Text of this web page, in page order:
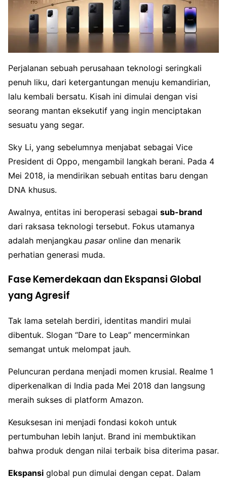
Perjalanan sebuah perusahaan teknologi seringkali
penuh liku, dari ketergantungan menuju kemandirian,
lalu kembali bersatu. Kisah ini dimulai dengan visi
seorang mantan eksekutif yang ingin menciptakan
sesuatu yang segar.
Sky Li, yang sebelumnya menjabat sebagai Vice
President di Oppo, mengambil langkah berani. Pada 4
Mei 2018, ia mendirikan sebuah entitas baru dengan
DNA khusus.
Awalnya, entitas ini beroperasi sebagai sub-brand
dari raksasa teknologi tersebut. Fokus utamanya
adalah menjangkau pasaronline dan menarik
perhatian generasi muda.
Fase Kemerdekaan dan Ekspansi Global
yang Agresif
Tak lama setelah berdiri, identitas mandiri mulai
dibentuk. Slogan “Dare to Leap” mencerminkan
semangat untuk melompat jauh.
Peluncuran perdana menjadi momen krusial. Realme 1
diperkenalkan di India pada Mei 2018 dan langsung
meraih sukses di platform Amazon.
Kesuksesan ini menjadi fondasi kokoh untuk
pertumbuhan lebih lanjut. Brand ini membuktikan
bahwa produk dengan nilai terbaik bisa diterima pasar.
Ekspansi global pun dimulai dengan cepat. Dalam